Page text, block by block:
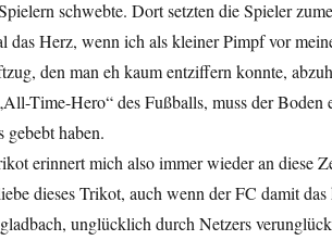
schwebte. Dort setzten die Spieler
das Herz, wenn ich als kleiner Pimpf vor
den man eh kaum entziffern konnte,
Time-Hero“ des Fußballs, muss der Boden
haben.
erinnert mich also immer wieder an diese
dieses Trikot, auch wenn der FC damit
unglücklich durch Netzers